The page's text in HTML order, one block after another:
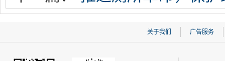
关于我们 广告服务